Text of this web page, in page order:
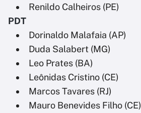
Renildo Calheiros (PE)
PDT
Dorinaldo Malafaia (AP)
Duda Salabert (MG)
Leo Prates (BA)
Leônidas Cristino (CE)
Marcos Tavares (RJ)
Mauro Benevides Filho (CE)